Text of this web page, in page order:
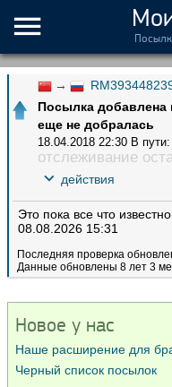
→
Посылка добавлена
еще не добралась
18.04.2018 22:30 В
отслеживание
действия
Это пока все что известно.
08.08.2026 15:31
Последняя проверка
Данные обновлены 8 лет 3
Новое у нас
Наше расширение для
Черный список посылок